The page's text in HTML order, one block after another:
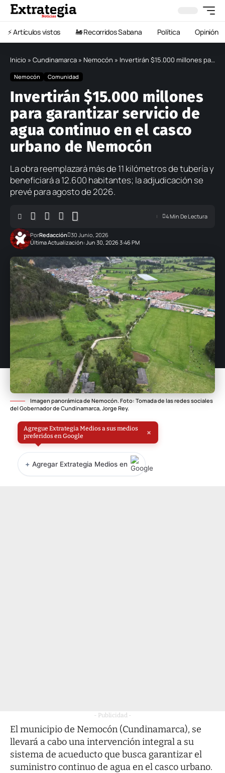
⚡️ Artículos vistos 🚂 Recorridos Sabana Política Opinión
Inicio » Cundinamarca » Nemocón » Invertirán $15.000 millones para garantizar servicio de agua continuo en el casco urbano de Nemocón
Nemocón Comunidad
Invertirán $15.000 millones
para garantizar servicio de
agua continuo en el casco
urbano de Nemocón
La obra reemplazará más de 11 kilómetros de tubería y
beneficiará a 12.600 habitantes; la adjudicación se
prevé para agosto de 2026.
Última Actualización: Jun 30, 2026 3:46 PM
PorRedacción 30 Junio, 2026
4 Min De Lectura
Imagen panorámica de Nemocón. Foto: Tomada de las redes sociales
del Gobernador de Cundinamarca, Jorge Rey.
Agregue Extrategia Medios a sus medios
preferidos en Google
×
+ Agregar Extrategia Medios en
- Publicidad -
El municipio de Nemocón (Cundinamarca), se
llevará a cabo una intervención integral a su
sistema de acueducto que busca garantizar el
suministro continuo de agua en el casco urbano.